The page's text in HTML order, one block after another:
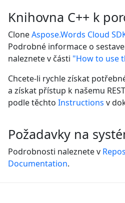
Knihovna C++ k
CloneAspose.Words Cloud
Podrobné informace o
naleznete v části "How to use
Chcete-li rychle získat
a získat přístup k našemu
podle těchto Instructions v
Požadavky na
Podrobnosti naleznete v
Documentation.